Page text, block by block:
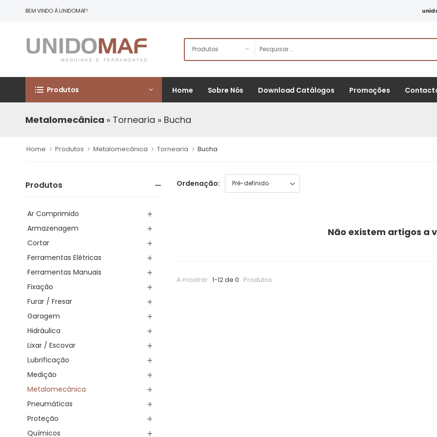
BEM VINDO À UNIDOMAF!
Produtos Home Sobre Nós Download Catálogos Promoções
Metalomecânica » Tornearia » Bucha
Home Produtos Metalomecânica Tornearia Bucha
Produtos
Ar Comprimido
Armazenagem
Cortar
Ferramentas Elétricas
Ferramentas Manuais
Fixação
Furar / Fresar
Garagem
Hidráulica
Lixar / Escovar
Lubrificação
Medição
Metalomecânica
Pneumáticas
Proteção
Químicos
Ordenação:
Não existem artigos a
A mostrar 1-12 de 0 Produtos